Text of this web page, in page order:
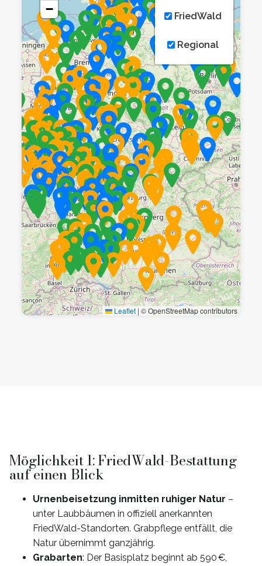
−
FriedWald
Regional
Leaflet | © OpenStreetMap contributors
Möglichkeit 1: FriedWald-Bestattung
auf einen Blick
Urnenbeisetzung inmitten ruhiger Natur –
unter Laubbäumen in offiziell anerkannten
FriedWald-Standorten. Grabpflege entfällt, die
Natur übernimmt ganzjährig.
Grabarten: Der Basisplatz beginnt ab 590 €,